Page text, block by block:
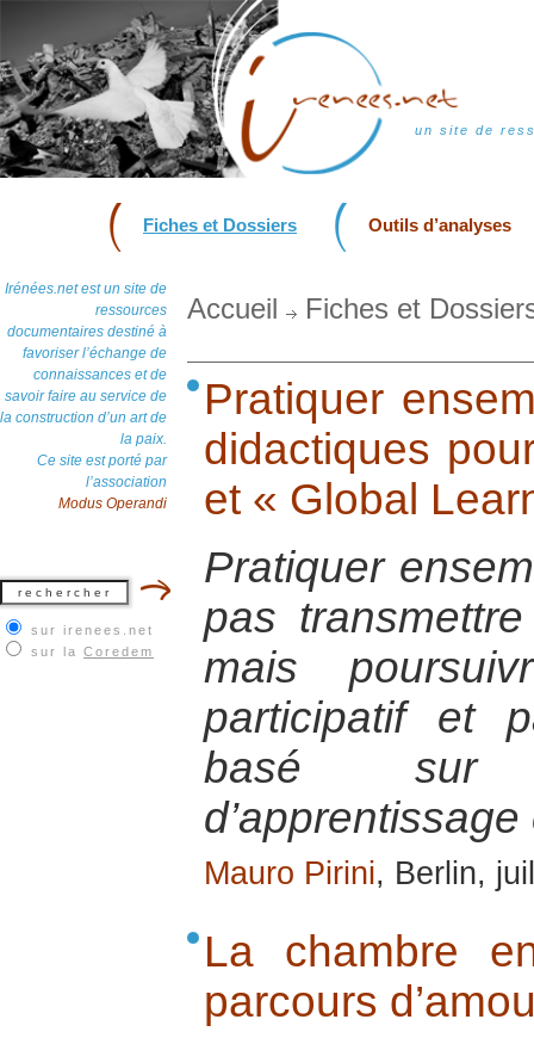
un site de
Fiches et Dossiers Outils d’analyses
Irénées.net est un site de
ressources
documentaires destiné à
favoriser l’échange de
connaissances et de
savoir faire au service de
la construction d’un art de
la paix.
Ce site est porté par
l’association
Modus Operandi
sur irenees.net
sur la Coredem
Accueil Fiches et
Pratiquer
didactiques
et « Global
Pratiquer
pas
mais
participatif et
basé sur
Mauro Pirini, Berlin,
La chambre
parcours